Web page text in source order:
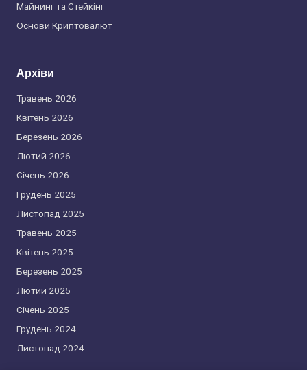
Майнинг та Стейкінг
Основи Криптовалют
Архіви
Травень 2026
Квітень 2026
Березень 2026
Лютий 2026
Січень 2026
Грудень 2025
Листопад 2025
Травень 2025
Квітень 2025
Березень 2025
Лютий 2025
Січень 2025
Грудень 2024
Листопад 2024